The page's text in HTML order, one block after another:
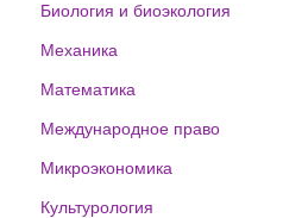
Биология и биоэкология
Механика
Математика
Международное право
Микроэкономика
Культурология